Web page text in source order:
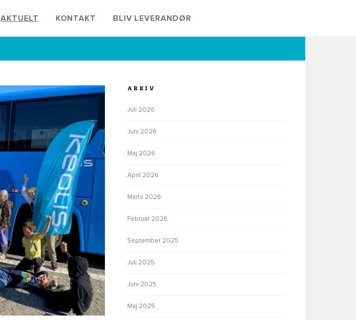
AKTUELT KONTAKT BLIV LEVERANDØR
ARKIV
Juli 2026
Juni 2026
Maj 2026
April 2026
Marts 2026
Februar 2026
September 2025
Juli 2025
Juni 2025
Maj 2025